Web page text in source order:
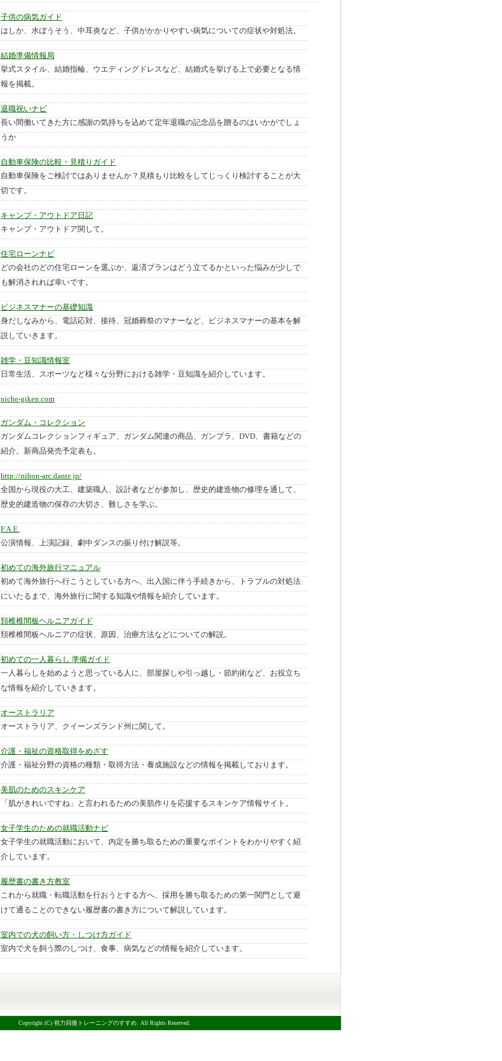
子供の病気ガイド
はしか、水ぼうそう、中耳炎など、子供がかかりやすい病気についての症状や対処法。
結婚準備情報局
挙式スタイル、結婚指輪、ウエディングドレスなど、結婚式を挙げる上で必要となる情
報を掲載。
退職祝いナビ
長い間働いてきた方に感謝の気持ちを込めて定年退職の記念品を贈るのはいかがでしょ
うか
自動車保険の比較・見積りガイド
自動車保険をご検討ではありませんか？見積もり比較をしてじっくり検討することが大
切です。
キャンプ・アウトドア日記
キャンプ・アウトドア関して。
住宅ローンナビ
どの会社のどの住宅ローンを選ぶか、返済プランはどう立てるかといった悩みが少しで
も解消されれば幸いです。
ビジネスマナーの基礎知識
身だしなみから、電話応対、接待、冠婚葬祭のマナーなど、ビジネスマナーの基本を解
説していきます。
雑学・豆知識情報室
日常生活、スポーツなど様々な分野における雑学・豆知識を紹介しています。
niche-giken.com
ガンダム・コレクション
ガンダムコレクションフィギュア、ガンダム関連の商品、ガンプラ、DVD、書籍などの
紹介。新商品発売予定表も。
http://nihon-arc.dante.jp/
全国から現役の大工、建築職人、設計者などが参加し、歴史的建造物の修理を通して、
歴史的建造物の保存の大切さ、難しさを学ぶ。
F.A.E.
公演情報、上演記録、劇中ダンスの振り付け解説等。
初めての海外旅行マニュアル
初めて海外旅行へ行こうとしている方へ、出入国に伴う手続きから、トラブルの対処法
にいたるまで、海外旅行に関する知識や情報を紹介しています。
頚椎椎間板ヘルニアガイド
頚椎椎間板ヘルニアの症状、原因、治療方法などについての解説。
初めての一人暮らし 準備ガイド
一人暮らしを始めようと思っている人に、部屋探しや引っ越し・節約術など、お役立ち
な情報を紹介していきます。
オーストラリア
オーストラリア、クイーンズランド州に関して。
介護・福祉の資格取得をめざす
介護・福祉分野の資格の種類・取得方法・養成施設などの情報を掲載しております。
美肌のためのスキンケア
「肌がきれいですね」と言われるための美肌作りを応援するスキンケア情報サイト。
女子学生のための就職活動ナビ
女子学生の就職活動において、内定を勝ち取るための重要なポイントをわかりやすく紹
介しています。
履歴書の書き方教室
これから就職・転職活動を行おうとする方へ、採用を勝ち取るための第一関門として避
けて通ることのできない履歴書の書き方について解説しています。
室内での犬の飼い方・しつけ方ガイド
室内で犬を飼う際のしつけ、食事、病気などの情報を紹介しています。
Copyright (C) 視力回復トレーニングのすすめ. All Rights Reserved.